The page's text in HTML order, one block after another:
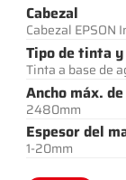
Cabezal
Cabezal EPSON
Tipo de tinta
Tinta a base de
Ancho máx.
2480mm
Espesor del
1-20mm